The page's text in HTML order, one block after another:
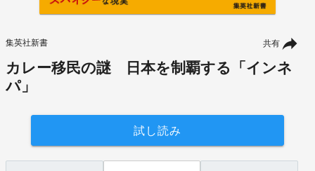
共有
集英社新書
カレー移民の謎 日本を制覇する「インネ
パ」
試し読み